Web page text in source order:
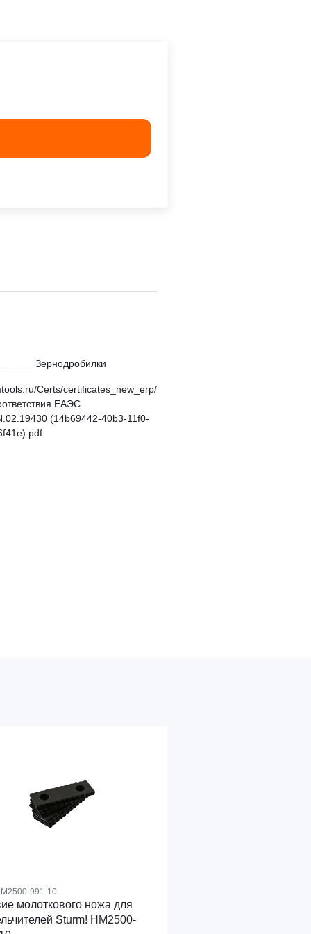
Зернодробилки
Certs/certificates_new_erp/
ЕАЭС
(14b69442-40b3-11f0-
991-10
молоткового ножа для
Sturm! HM2500-